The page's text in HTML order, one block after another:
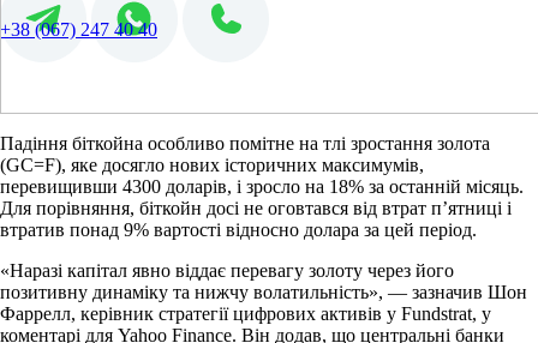
+38 (067) 247 40 40
Падіння біткойна особливо помітне на тлі зростання золота
(GC=F), яке досягло нових історичних максимумів,
перевищивши 4300 доларів, і зросло на 18% за останній місяць.
Для порівняння, біткойн досі не оговтався від втрат п’ятниці і
втратив понад 9% вартості відносно долара за цей період.
«Наразі капітал явно віддає перевагу золоту через його
позитивну динаміку та нижчу волатильність», — зазначив Шон
Фаррелл, керівник стратегії цифрових активів у Fundstrat, у
коментарі для Yahoo Finance. Він додав, що центральні банки